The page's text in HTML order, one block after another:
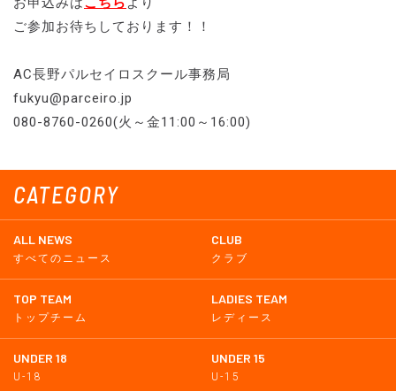
CATEGORY
ALL NEWS
すべてのニュース
CLUB
クラブ
TOP TEAM
トップチーム
LADIES TEAM
レディース
UNDER 18
U-18
UNDER 15
U-15
ご参加お待ちしております！！
AC長野パルセイロスクール事務局
fukyu@parceiro.jp
080-8760-0260(火～金11:00～16:00)